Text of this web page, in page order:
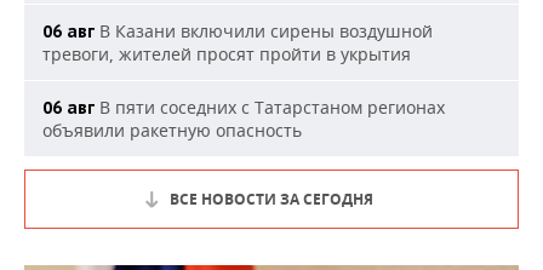
06 авг В Казани включили сирены воздушной
тревоги, жителей просят пройти в укрытия
06 авг В пяти соседних с Татарстаном регионах
объявили ракетную опасность
ВСЕ НОВОСТИ ЗА СЕГОДНЯ